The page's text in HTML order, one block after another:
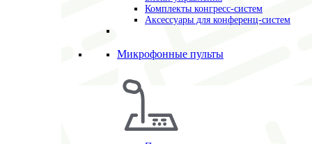
Комплекты конгресс-систем
Аксессуары для конференц-систем
Микрофонные пульты